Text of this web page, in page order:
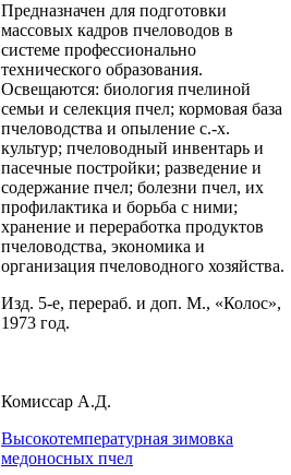
Предназначен для подготовки
массовых кадров пчеловодов в
системе профессионально
технического образования.
Освещаются: биология пчелиной
семьи и селекция пчел; кормовая база
пчеловодства и опыление с.-х.
культур; пчеловодный инвентарь и
пасечные постройки; разведение и
содержание пчел; болезни пчел, их
профилактика и борьба с ними;
хранение и переработка продуктов
пчеловодства, экономика и
организация пчеловодного хозяйства.
Изд. 5-е, перераб. и доп. М., «Колос»,
1973 год.
Комиссар А.Д.
Высокотемпературная зимовка
медоносных пчел